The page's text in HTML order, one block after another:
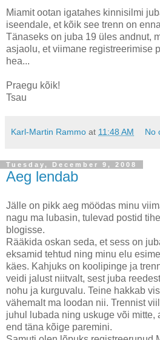
Miamit ootan igatahes kinnisilmi
iseendale, et kõik see trenn on
Tänaseks on juba 19 üles andnut,
asjaolu, et viimane registreerimise
hea...
Praegu kõik!
Tsau
Karl-Martin Rammo at 11:48 AM No
Tuesday, December 9, 2008
Aeg lendab
Jälle on pikk aeg möödas minu
nagu ma lubasin, tulevad postid
blogisse.
Rääkida oskan seda, et sess on
eksamid tehtud ning minu elu
käes. Kahjuks on koolipinge ja
veidi jalust niitvalt, sest juba
nohu ja kurguvalu. Teine hakkab
vähemalt ma loodan nii. Trennist
juhul lubada ning uskuge või mitte,
end täna kõige paremini.